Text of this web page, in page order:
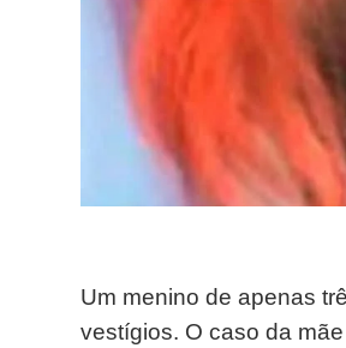
Um menino de apenas
vestígios. O caso da